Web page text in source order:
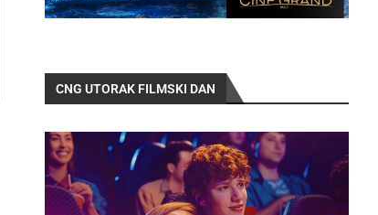
CNG UTORAK FILMSKI DAN